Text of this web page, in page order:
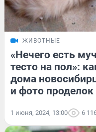
ЖИВОТНЫЕ
«Нечего есть
тесто на пол»:
дома
и фото проделок
1 июня, 2024, 13:00 6